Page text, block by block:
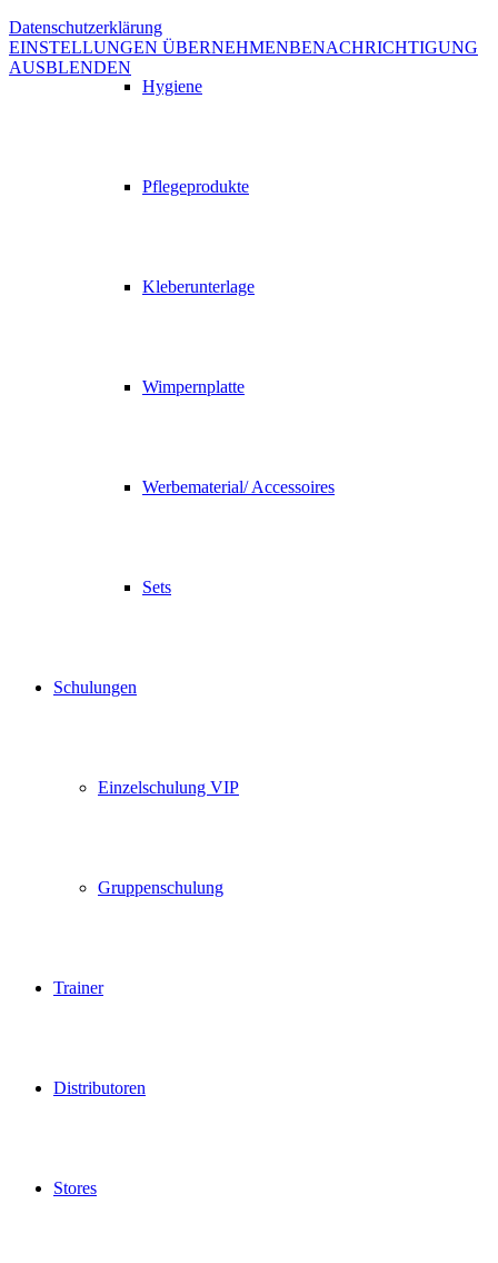
Hygiene
Pflegeprodukte
Kleberunterlage
Wimpernplatte
Werbematerial/ Accessoires
Sets
Schulungen
Einzelschulung VIP
Gruppenschulung
Trainer
Distributoren
Stores
Datenschutzerklärung
EINSTELLUNGEN ÜBERNEHMENBENACHRICHTIGUNG
AUSBLENDEN